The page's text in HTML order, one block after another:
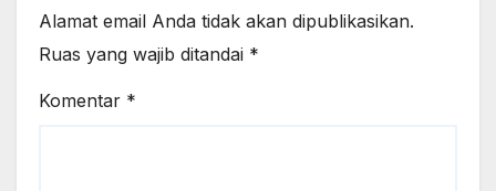
Alamat email Anda tidak akan dipublikasikan.
Ruas yang wajib ditandai *
Komentar *